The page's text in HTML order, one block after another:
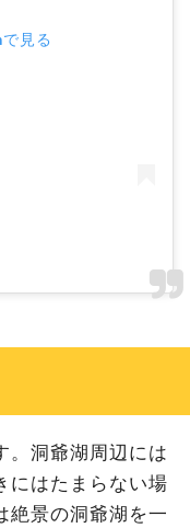
見る
。洞爺湖周辺には
にはたまらない場
絶景の洞爺湖を一